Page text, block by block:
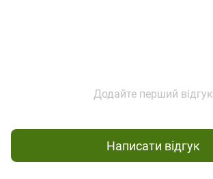
Додайте перший відгук
Написати відгук